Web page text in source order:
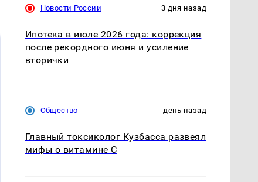
Как выглядит место
Новости России 3 дня назад
Ипотека в июле 2026 года: коррекция
после рекордного июня и усиление
вторички
Общество день назад
Главный токсиколог Кузбасса развеял
мифы о витамине С